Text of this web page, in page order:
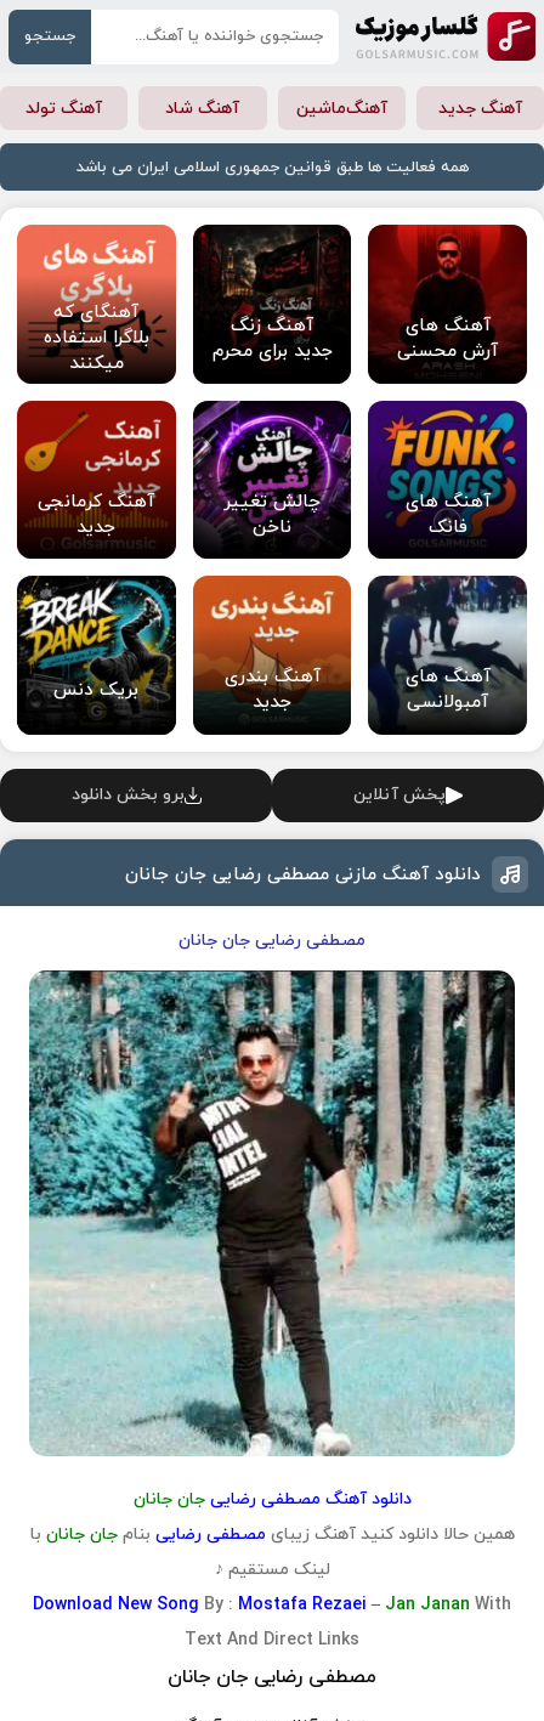
جستجو
آهنگ جدید آهنگ‌ماشین آهنگ شاد آهنگ تولد
همه فعالیت ها طبق قوانین جمهوری اسلامی ایران می باشد
آهنگ های
آرش محسنی
آهنگ زنگ
جدید برای محرم
آهنگای که
بلاگرا استفاده
میکنند
آهنگ های
فانک
چالش تغییر
ناخن
آهنگ کرمانجی
جدید
آهنگ های
آمبولانسی
آهنگ بندری
جدید
بریک دنس
پخش آنلاین برو بخش دانلود
دانلود آهنگ مازنی مصطفی رضایی جان جانان
مصطفی رضایی جان جانان
دانلود آهنگ مصطفی رضاییجان جانان
همین حالا دانلود کنید آهنگ زیبای مصطفی رضایی بنام جان جانان با
لینک مستقیم ♪
Download New Song By : Mostafa Rezaei – Jan Janan With
Text And Direct Links
مصطفی رضایی جان جانان